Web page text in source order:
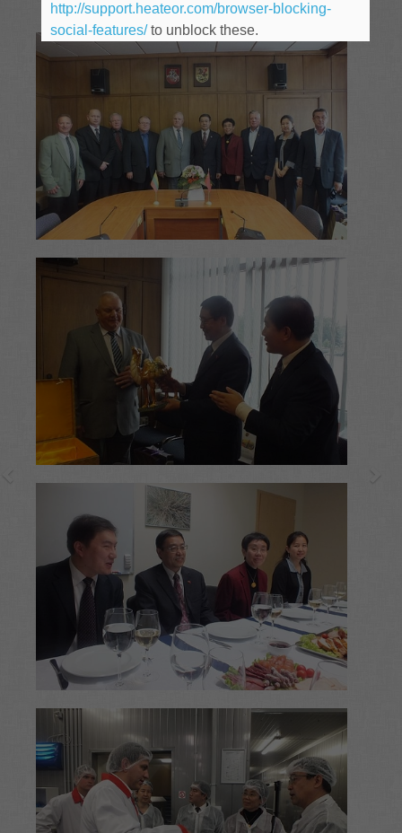
http://support.heateor.com/browser-blocking-
social-features/to unblock these.